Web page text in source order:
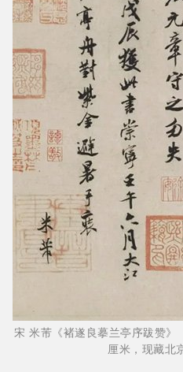
宋 米芾《褚遂良摹兰亭序跋赞
厘米，现藏北